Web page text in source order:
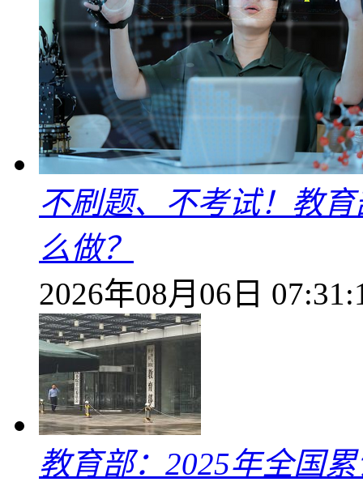
不刷题、不考试！教
么做？
2026年08月06日
教育部：2025年全国